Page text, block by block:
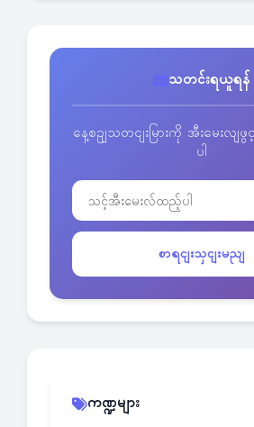
သတင်းရယူရန်
နေ့စဥျသတငျးမြားကို အီးမေးလ
ပါ
စာရငျးသှငျးမညျ
ကဏ္ဍများ